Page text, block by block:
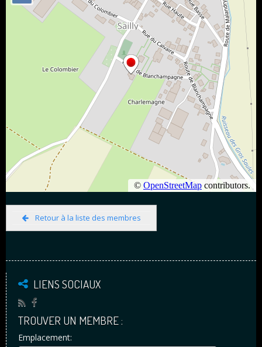
Retour à la liste des membres
LIENS SOCIAUX
TROUVER UN MEMBRE :
Emplacement: